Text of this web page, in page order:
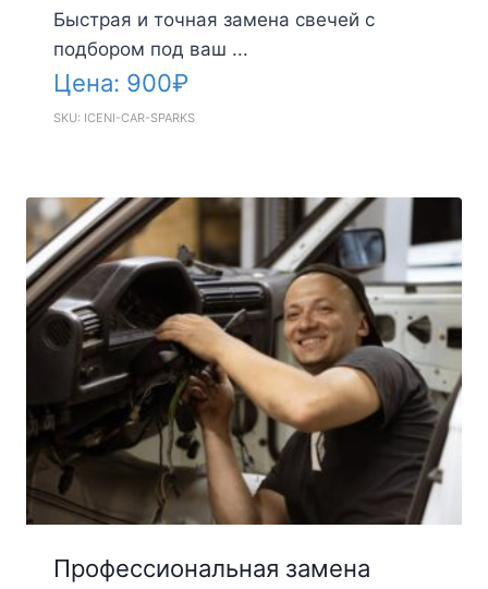
Быстрая и точная замена свечей с
подбором под ваш ...
Цена: 900₽
SKU: ICENI-CAR-SPARKS
Профессиональная замена